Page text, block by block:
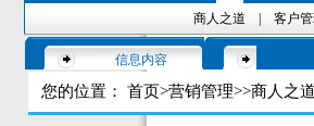
商人之道 客户
信息内容
您的位置： 首页>营销管理>>商人之道